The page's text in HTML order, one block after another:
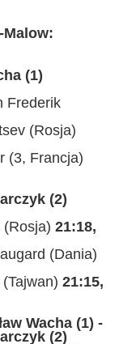
(1)
Frederik
(Rosja)
(3, Francja)
(2)
21:18,
(Dania)
21:15,
Wacha (1) -
(2)